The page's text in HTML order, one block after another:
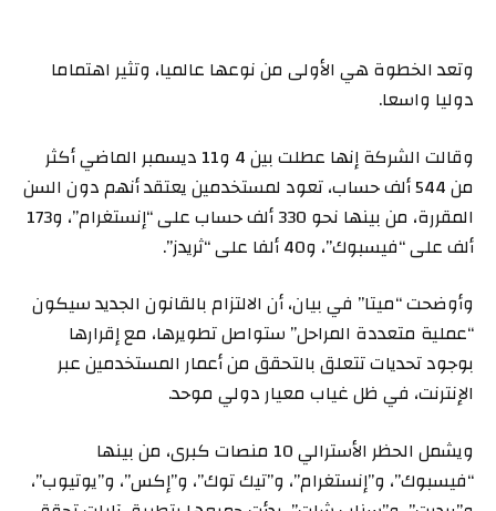
وتعد الخطوة هي الأولى من نوعها عالميا، وتثير اهتماما
دوليا واسعا.
وقالت الشركة إنها عطلت بين 4 و11 ديسمبر الماضي أكثر
من 544 ألف حساب، تعود لمستخدمين يعتقد أنهم دون السن
المقررة، من بينها نحو 330 ألف حساب على “إنستغرام”، و173
ألف على “فيسبوك”، و40 ألفا على “ثريدز”.
وأوضحت “ميتا” في بيان، أن الالتزام بالقانون الجديد سيكون
“عملية متعددة المراحل” ستواصل تطويرها، مع إقرارها
بوجود تحديات تتعلق بالتحقق من أعمار المستخدمين عبر
الإنترنت، في ظل غياب معيار دولي موحد.
ويشمل الحظر الأسترالي 10 منصات كبرى، من بينها
“فيسبوك”، و”إنستغرام”، و”تيك توك”، و”إكس”، و”يوتيوب”،